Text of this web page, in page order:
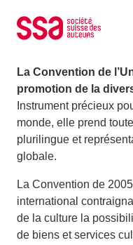
La Convention de
promotion de la
Instrument précieux
monde, elle prend
plurilingue et
globale.
La Convention de
international
de la culture la
de biens et services